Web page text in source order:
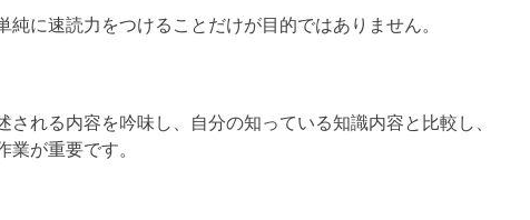
純に速読力をつけることだけが目的ではありません。
される内容を吟味し、自分の知っている知識内容と比較し、
業が重要です。